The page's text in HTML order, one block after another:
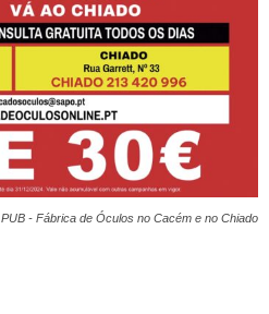
PUB - Fábrica de Óculos no Cacém e no Chiado